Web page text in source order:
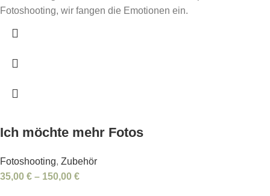
Fotoshooting, wir fangen die Emotionen ein.
Ich möchte mehr Fotos
Fotoshooting, Zubehör
35,00 € – 150,00 €